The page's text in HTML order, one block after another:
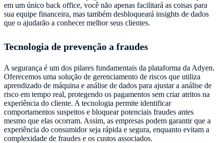
em um único back office, você não apenas facilitará as coisas para
sua equipe financeira, mas também desbloqueará insights de dados
que o ajudarão a conhecer melhor seus clientes.
Tecnologia de prevenção a fraudes
A segurança é um dos pilares fundamentais da plataforma da Adyen.
Oferecemos uma solução de gerenciamento de riscos que utiliza
aprendizado de máquina e análise de dados para ajustar a análise de
risco em tempo real, protegendo os pagamentos sem criar atritos na
experiência do cliente. A tecnologia permite identificar
comportamentos suspeitos e bloquear potenciais fraudes antes
mesmo que elas ocorram. Assim, as empresas podem garantir que a
experiência do consumidor seja rápida e segura, enquanto evitam a
complexidade de fraudes e os custos associados.